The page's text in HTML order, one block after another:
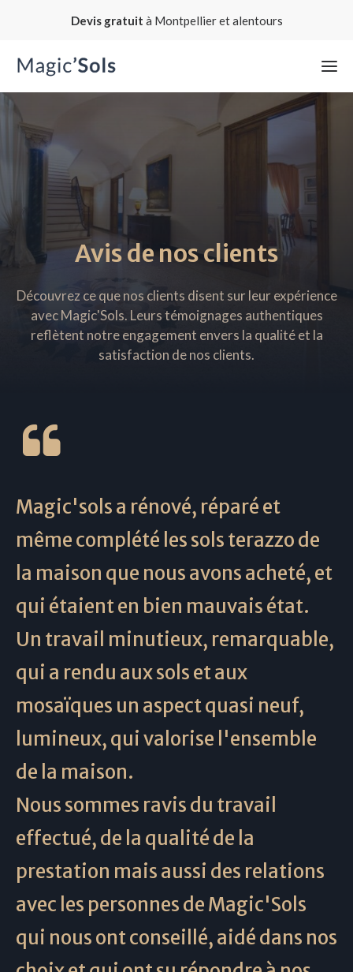
Devis gratuit à Montpellier et alentours
Avis de nos clients
Découvrez ce que nos clients disent sur leur expérience
avec Magic'Sols. Leurs témoignages authentiques
reflètent notre engagement envers la qualité et la
satisfaction de nos clients.
Magic'sols a rénové, réparé et
même complété les sols terazzo de
la maison que nous avons acheté, et
qui étaient en bien mauvais état.
Un travail minutieux, remarquable,
qui a rendu aux sols et aux
mosaïques un aspect quasi neuf,
lumineux, qui valorise l'ensemble
de la maison.
Nous sommes ravis du travail
effectué, de la qualité de la
prestation mais aussi des relations
avec les personnes de Magic'Sols
qui nous ont conseillé, aidé dans nos